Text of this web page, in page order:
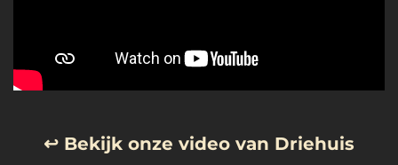
↩️ Bekijk onze video van Driehuis